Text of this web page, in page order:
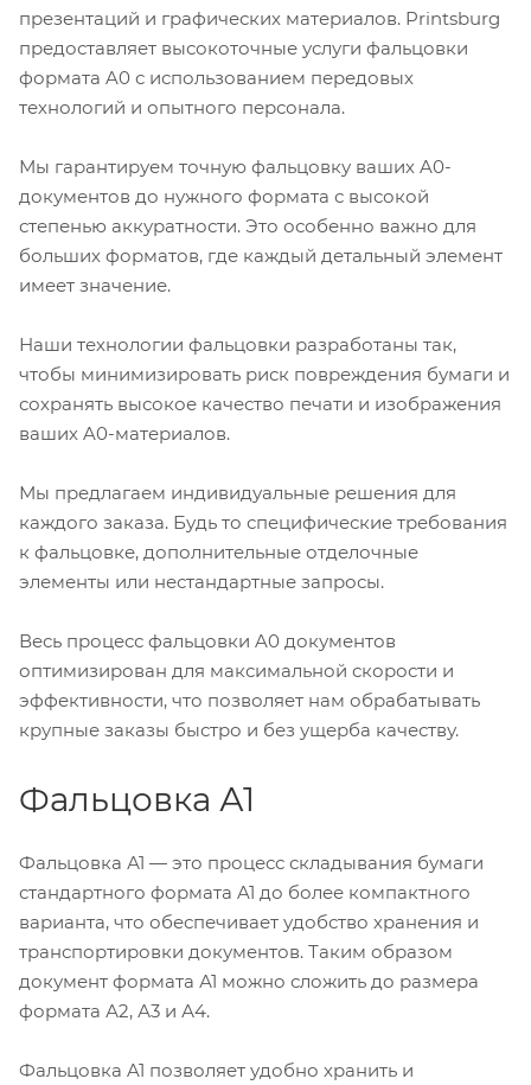
презентаций и графических материалов. Printsburg
предоставляет высокоточные услуги фальцовки
формата A0 с использованием передовых
технологий и опытного персонала.
Мы гарантируем точную фальцовку ваших A0-
документов до нужного формата с высокой
степенью аккуратности. Это особенно важно для
больших форматов, где каждый детальный элемент
имеет значение.
Наши технологии фальцовки разработаны так,
чтобы минимизировать риск повреждения бумаги и
сохранять высокое качество печати и изображения
ваших A0-материалов.
Мы предлагаем индивидуальные решения для
каждого заказа. Будь то специфические требования
к фальцовке, дополнительные отделочные
элементы или нестандартные запросы.
Весь процесс фальцовки A0 документов
оптимизирован для максимальной скорости и
эффективности, что позволяет нам обрабатывать
крупные заказы быстро и без ущерба качеству.
Фальцовка А1
Фальцовка А1 — это процесс складывания бумаги
стандартного формата A1 до более компактного
варианта, что обеспечивает удобство хранения и
транспортировки документов. Таким образом
документ формата А1 можно сложить до размера
формата А2, А3 и А4.
Фальцовка A1 позволяет удобно хранить и